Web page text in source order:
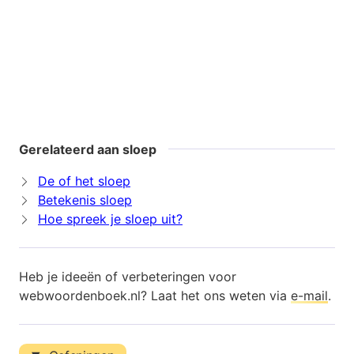
Gerelateerd aan sloep
De of het sloep
Betekenis sloep
Hoe spreek je sloep uit?
Heb je ideeën of verbeteringen voor
webwoordenboek.nl? Laat het ons weten via e-mail.